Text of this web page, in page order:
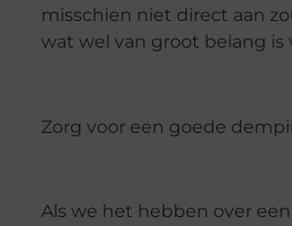
misschien niet direct aan
wat wel van groot belang is
Zorg voor een goede
Als we het hebben over